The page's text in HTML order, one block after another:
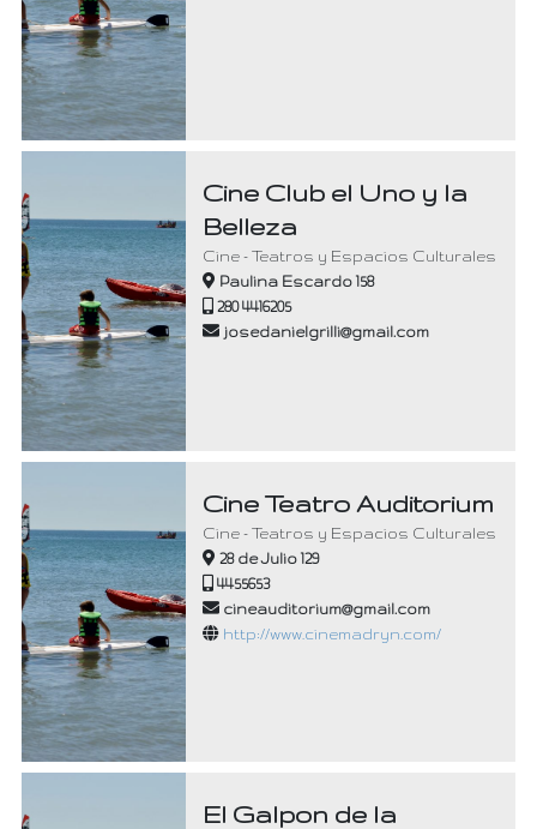
Cine Club el Uno y la
Belleza
Cine - Teatros y Espacios Culturales
Paulina Escardo 158
280 4416205
josedanielgrilli@gmail.com
Cine Teatro Auditorium
Cine - Teatros y Espacios Culturales
28 de Julio 129
4455653
cineauditorium@gmail.com
http://www.cinemadryn.com/
El Galpon de la